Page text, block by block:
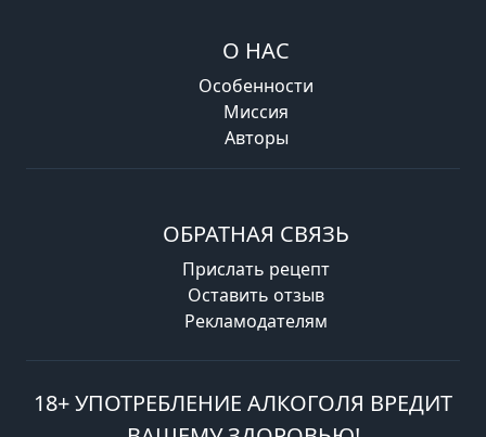
О НАС
Особенности
Миссия
Авторы
ОБРАТНАЯ СВЯЗЬ
Прислать рецепт
Оставить отзыв
Рекламодателям
18+ УПОТРЕБЛЕНИЕ АЛКОГОЛЯ ВРЕДИТ